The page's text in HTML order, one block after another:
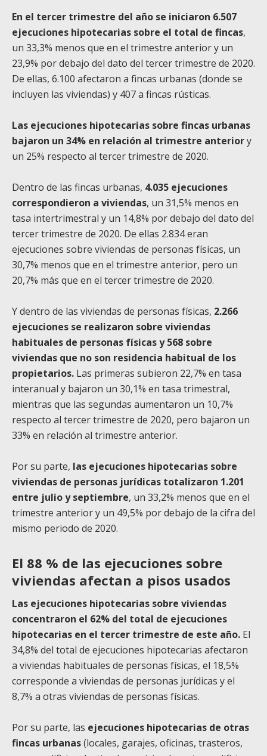
En el tercer trimestre del año se iniciaron 6.507
ejecuciones hipotecarias sobre el total de fincas,
un 33,3% menos que en el trimestre anterior y un
23,9% por debajo del dato del tercer trimestre de 2020.
De ellas, 6.100 afectaron a fincas urbanas (donde se
incluyen las viviendas) y 407 a fincas rústicas.
Las ejecuciones hipotecarias sobre fincas urbanas
bajaron un 34% en relación al trimestre anteriory
un 25% respecto al tercer trimestre de 2020.
Dentro de las fincas urbanas, 4.035 ejecuciones
correspondieron a viviendas, un 31,5% menos en
tasa intertrimestral y un 14,8% por debajo del dato del
tercer trimestre de 2020. De ellas 2.834 eran
ejecuciones sobre viviendas de personas físicas, un
30,7% menos que en el trimestre anterior, pero un
20,7% más que en el tercer trimestre de 2020.
Y dentro de las viviendas de personas físicas, 2.266
ejecuciones se realizaron sobre viviendas
habituales de personas físicas y 568 sobre
viviendas que no son residencia habitual de los
propietarios. Las primeras subieron 22,7% en tasa
interanual y bajaron un 30,1% en tasa trimestral,
mientras que las segundas aumentaron un 10,7%
respecto al tercer trimestre de 2020, pero bajaron un
33% en relación al trimestre anterior.
Por su parte, las ejecuciones hipotecarias sobre
viviendas de personas jurídicas totalizaron 1.201
entre julio y septiembre, un 33,2% menos que en el
trimestre anterior y un 49,5% por debajo de la cifra del
mismo periodo de 2020.
El 88 % de las ejecuciones sobre
viviendas afectan a pisos usados
Las ejecuciones hipotecarias sobre viviendas
concentraron el 62% del total de ejecuciones
hipotecarias en el tercer trimestre de este año. El
34,8% del total de ejecuciones hipotecarias afectaron
a viviendas habituales de personas físicas, el 18,5%
corresponde a viviendas de personas jurídicas y el
8,7% a otras viviendas de personas físicas.
Por su parte, las ejecuciones hipotecarias de otras
fincas urbanas(locales, garajes, oficinas, trasteros,